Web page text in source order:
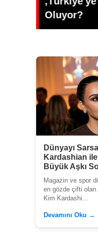
Büşra
Dünyayı
Kardashian
Büyük Aşkı
Magazin ve spor
en gözde çifti olan
Kim Kardashi...
Devamını Oku →